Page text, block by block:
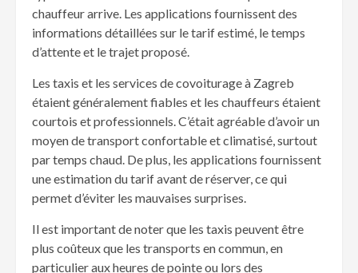
chauffeur arrive. Les applications fournissent des
informations détaillées sur le tarif estimé, le temps
d’attente et le trajet proposé.
Les taxis et les services de covoiturage à Zagreb
étaient généralement fiables et les chauffeurs étaient
courtois et professionnels. C’était agréable d’avoir un
moyen de transport confortable et climatisé, surtout
par temps chaud. De plus, les applications fournissent
une estimation du tarif avant de réserver, ce qui
permet d’éviter les mauvaises surprises.
Il est important de noter que les taxis peuvent être
plus coûteux que les transports en commun, en
particulier aux heures de pointe ou lors des